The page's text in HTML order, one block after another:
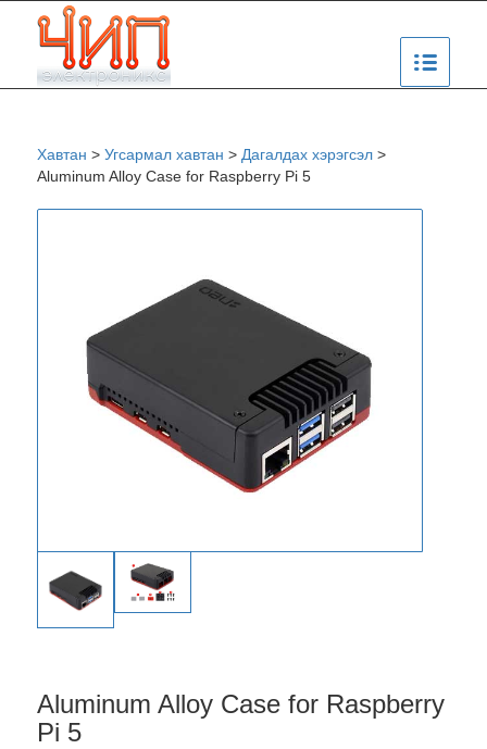
Хавтан > Угсармал хавтан > Дагалдах хэрэгсэл>
Aluminum Alloy Case for Raspberry Pi 5
Aluminum Alloy Case for Raspberry
Pi 5